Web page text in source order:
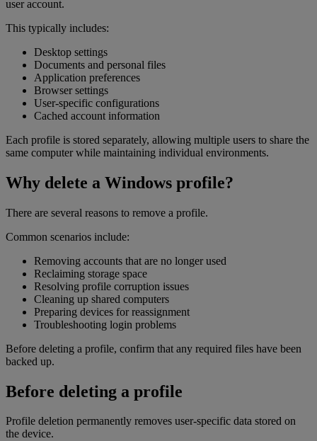
user account.
This typically includes:
Desktop settings
Documents and personal files
Application preferences
Browser settings
User-specific configurations
Cached account information
Each profile is stored separately, allowing multiple users to share the
same computer while maintaining individual environments.
Why delete a Windows profile?
There are several reasons to remove a profile.
Common scenarios include:
Removing accounts that are no longer used
Reclaiming storage space
Resolving profile corruption issues
Cleaning up shared computers
Preparing devices for reassignment
Troubleshooting login problems
Before deleting a profile, confirm that any required files have been
backed up.
Before deleting a profile
Profile deletion permanently removes user-specific data stored on
the device.